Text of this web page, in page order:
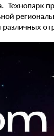
Технопарк